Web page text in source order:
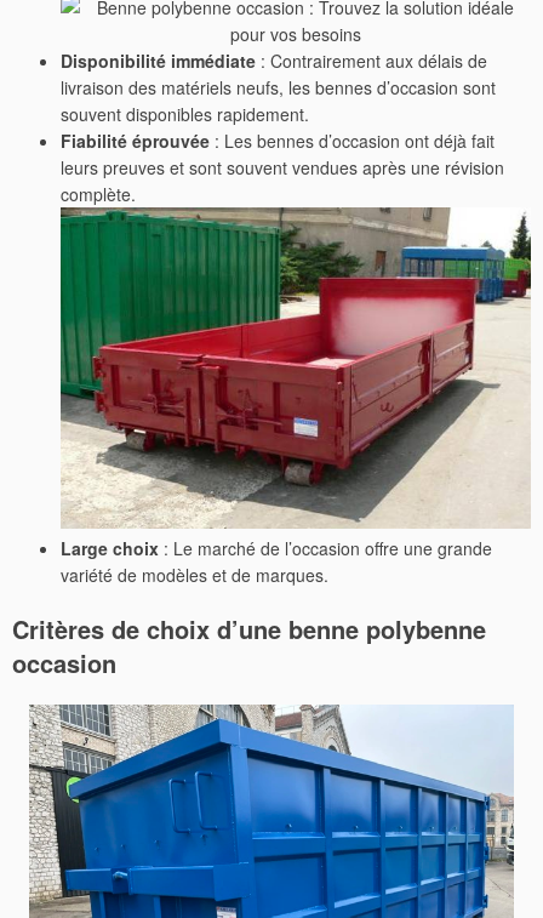
Disponibilité immédiate : Contrairement aux délais de
livraison des matériels neufs, les bennes d’occasion sont
souvent disponibles rapidement.
Fiabilité éprouvée : Les bennes d’occasion ont déjà fait
leurs preuves et sont souvent vendues après une révision
complète.
Large choix : Le marché de l’occasion offre une grande
variété de modèles et de marques.
Critères de choix d’une benne polybenne
occasion